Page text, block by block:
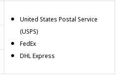
United States Postal Service
(USPS)
FedEx
DHL Express